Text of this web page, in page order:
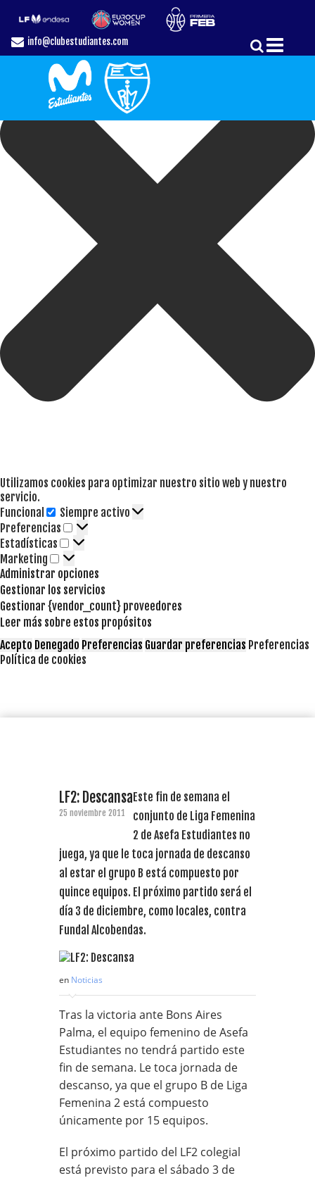
Gestionar el Consentimiento de las Cookies
Utilizamos cookies para optimizar nuestro sitio web y nuestro
servicio.
Funcional
Funcional
Siempre activo
Preferencias
Preferencias
Estadísticas Estadísticas
Marketing Marketing
Administrar opciones
Gestionar los servicios
Gestionar {vendor_count} proveedores
Leer más sobre estos propósitos
Acepto Denegado Preferencias Guardar preferencias Preferencias
Política de cookies
info@clubestudiantes.com
LF2: Descansa
25 noviembre 2011
Este fin de semana el
conjunto de Liga Femenina
2 de Asefa Estudiantes no
juega, ya que le toca jornada de descanso
al estar el grupo B está compuesto por
quince equipos. El próximo partido será el
día 3 de diciembre, como locales, contra
Fundal Alcobendas.
en Noticias
Tras la victoria ante Bons Aires
Palma, el equipo femenino de Asefa
Estudiantes no tendrá partido este
fin de semana. Le toca jornada de
descanso, ya que el grupo B de Liga
Femenina 2 está compuesto
únicamente por 15 equipos.
El próximo partido del LF2 colegial
está previsto para el sábado 3 de